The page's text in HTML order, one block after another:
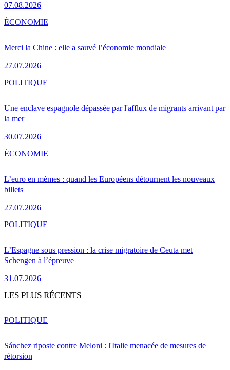
07.08.2026
Merci la Chine : elle a sauvé l’économie mondiale
27.07.2026
ÉCONOMIE
Une enclave espagnole dépassée par l'afflux de migrants arrivant par
la mer
30.07.2026
POLITIQUE
L’euro en mèmes : quand les Européens détournent les nouveaux
billets
27.07.2026
ÉCONOMIE
L’Espagne sous pression : la crise migratoire de Ceuta met
Schengen à l’épreuve
31.07.2026
POLITIQUE
LES PLUS RÉCENTS
Sánchez riposte contre Meloni : l'Italie menacée de mesures de
rétorsion
POLITIQUE